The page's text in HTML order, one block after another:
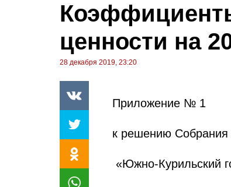
ценности на
28 декабря 2019, 23:20
Приложение № 1
к решению
«Южно-Курильский